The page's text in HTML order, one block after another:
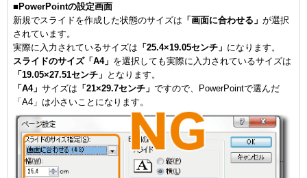
■PowerPointの設定画面
新規でスライドを作成した状態のサイズは 「画面に合わせる」 が選択
されています。
実際に入力されているサイズは 「25.4×19.05センチ」 になります。
スライドのサイズ「A4」 を選択しても実際に入力されているサイズは
「19.05×27.51センチ」 となります。
「A4」 サイズは 「21×29.7センチ」 ですので、PowerPointで選んだ
「A4」は小さいことになります。